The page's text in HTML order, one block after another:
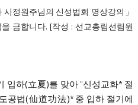
정원주님의 신성법회 명상강의」
금합니다. [작성 : 선교총림선림원
하(立夏)를 맞아 “신성교화* 절
공법(仙道功法)* 중 입하 절기에